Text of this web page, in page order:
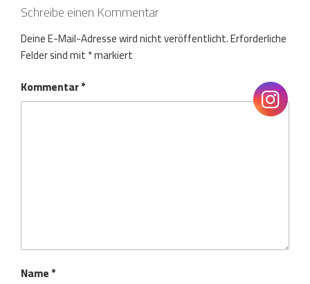
Schreibe einen Kommentar
Deine E-Mail-Adresse wird nicht veröffentlicht.Erforderliche
Felder sind mit*markiert
Kommentar*
Name*